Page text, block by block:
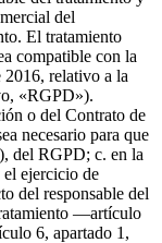
del
El tratamiento
compatible con la
relativo a la
«RGPD»).
o del Contrato de
necesario para que
del RGPD; c. en la
el ejercicio de
del responsable del
—artículo
6, apartado 1,